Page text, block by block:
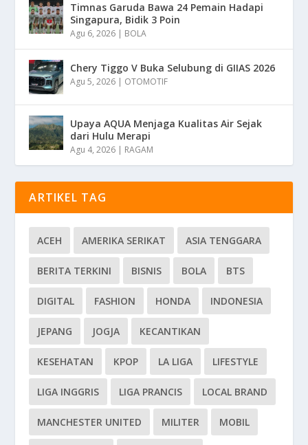
Timnas Garuda Bawa 24 Pemain Hadapi
Singapura, Bidik 3 Poin
Agu 6, 2026 | BOLA
Chery Tiggo V Buka Selubung di GIIAS 2026
Agu 5, 2026 | OTOMOTIF
Upaya AQUA Menjaga Kualitas Air Sejak
dari Hulu Merapi
Agu 4, 2026 | RAGAM
ARTIKEL TAG
ACEH AMERIKA SERIKAT ASIA TENGGARA
BERITA TERKINI BISNIS BOLA BTS
DIGITAL FASHION HONDA INDONESIA
JEPANG JOGJA KECANTIKAN
KESEHATAN KPOP LA LIGA LIFESTYLE
LIGA INGGRIS LIGA PRANCIS LOCAL BRAND
MANCHESTER UNITED MILITER MOBIL